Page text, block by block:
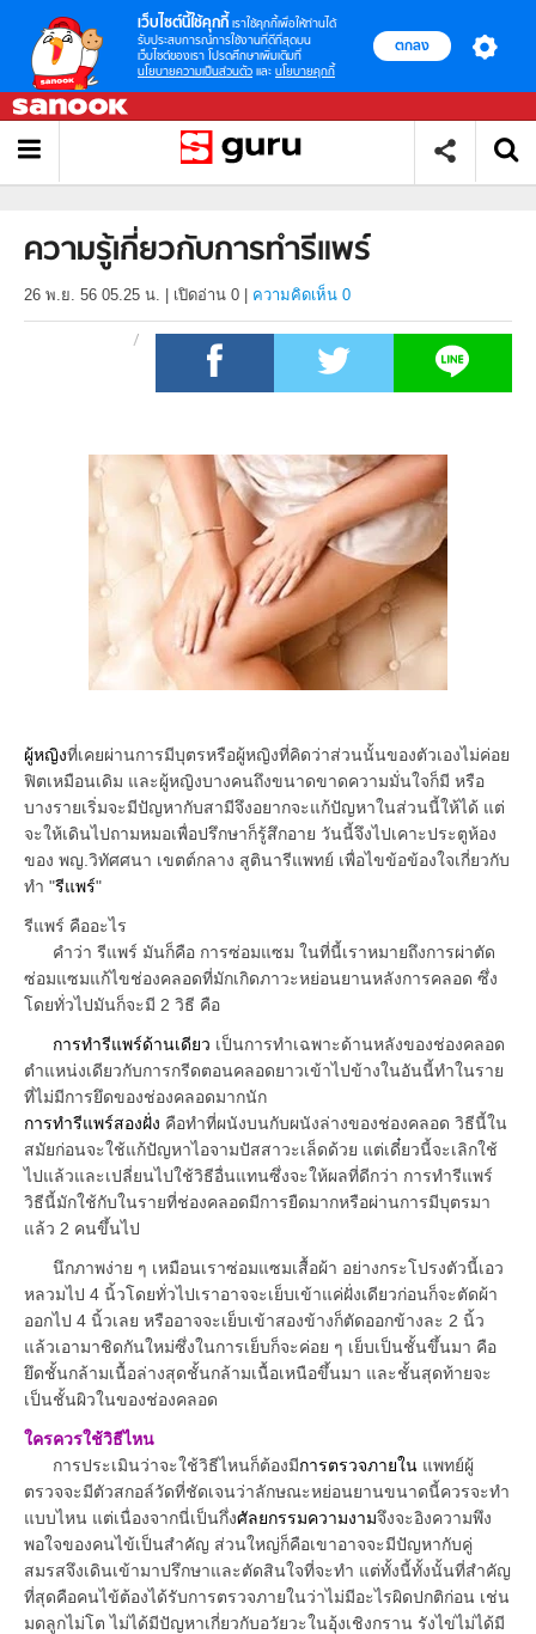
เว็บไซต์นี้ใช้คุกกี้ เราใช้คุกกี้เพื่อให้ท่านได้
รับประสบการณ์การใช้งานที่ดีที่สุดบน
เว็บไซต์ของเรา โปรดศึกษาเพิ่มเติมที่
นโยบายความเป็นส่วนตัว และ นโยบายคุกกี้
ตกลง
ความรู้เกี่ยวกับการทำรีแพร์
26 พ.ย. 56 05.25 น. เปิดอ่าน 0 ความคิดเห็น 0
ผู้หญิงที่เคยผ่านการมีบุตรหรือผู้หญิงที่คิดว่าส่วนนั้นของตัวเองไม่ค่อย
ฟิตเหมือนเดิม และผู้หญิงบางคนถึงขนาดขาดความมั่นใจก็มี หรือ
บางรายเริ่มจะมีปัญหากับสามีจึงอยากจะแก้ปัญหาในส่วนนี้ให้ได้ แต่
จะให้เดินไปถามหมอเพื่อปรึกษาก็รู้สึกอาย วันนี้จึงไปเคาะประตูห้อง
ของ พญ.วิทัศศนา เขตต์กลาง สูตินารีแพทย์ เพื่อไขข้อข้องใจเกี่ยวกับ
ทำ "รีแพร์"
รีแพร์ คืออะไร
คำว่า รีแพร์ มันก็คือ การซ่อมแซม ในที่นี้เราหมายถึงการผ่าตัด
ซ่อมแซมแก้ไขช่องคลอดที่มักเกิดภาวะหย่อนยานหลังการคลอด ซึ่ง
โดยทั่วไปมันก็จะมี 2 วิธี คือ
การทำรีแพร์ด้านเดียว เป็นการทำเฉพาะด้านหลังของช่องคลอด
ตำแหน่งเดียวกับการกรีดตอนคลอดยาวเข้าไปข้างในอันนี้ทำในราย
ที่ไม่มีการยึดของช่องคลอดมากนัก
การทำรีแพร์สองฝั่ง คือทำที่ผนังบนกับผนังล่างของช่องคลอด วิธีนี้ใน
สมัยก่อนจะใช้แก้ปัญหาไอจามปัสสาวะเล็ดด้วย แต่เดี๋ยวนี้จะเลิกใช้
ไปแล้วและเปลี่ยนไปใช้วิธีอื่นแทนซึ่งจะให้ผลที่ดีกว่า การทำรีแพร์
วิธีนี้มักใช้กับในรายที่ช่องคลอดมีการยืดมากหรือผ่านการมีบุตรมา
แล้ว 2 คนขึ้นไป
นึกภาพง่าย ๆ เหมือนเราซ่อมแซมเสื้อผ้า อย่างกระโปรงตัวนี้เอว
หลวมไป 4 นิ้วโดยทั่วไปเราอาจจะเย็บเข้าแค่ฝั่งเดียวก่อนก็จะตัดผ้า
ออกไป 4 นิ้วเลย หรืออาจจะเย็บเข้าสองข้างก็ตัดออกข้างละ 2 นิ้ว
แล้วเอามาชิดกันใหม่ซึ่งในการเย็บก็จะค่อย ๆ เย็บเป็นชั้นขึ้นมา คือ
ยึดชั้นกล้ามเนื้อล่างสุดชั้นกล้ามเนื้อเหนือขึ้นมา และชั้นสุดท้ายจะ
เป็นชั้นผิวในของช่องคลอด
ใครควรใช้วิธีไหน
การประเมินว่าจะใช้วิธีไหนก็ต้องมีการตรวจภายใน แพทย์ผู้
ตรวจจะมีตัวสกอล์วัดที่ชัดเจนว่าลักษณะหย่อนยานขนาดนี้ควรจะทำ
แบบไหน แต่เนื่องจากนี่เป็นกึ่งศัลยกรรมความงามจึงจะอิงความพึง
พอใจของคนไข้เป็นสำคัญ ส่วนใหญ่ก็คือเขาอาจจะมีปัญหากับคู่
สมรสจึงเดินเข้ามาปรึกษาและตัดสินใจที่จะทำ แต่ทั้งนี้ทั้งนั้นที่สำคัญ
ที่สุดคือคนไข้ต้องได้รับการตรวจภายในว่าไม่มีอะไรผิดปกติก่อน เช่น
มดลูกไม่โต ไม่ได้มีปัญหาเกี่ยวกับอวัยวะในอุ้งเชิงกราน รังไข่ไม่ได้มี